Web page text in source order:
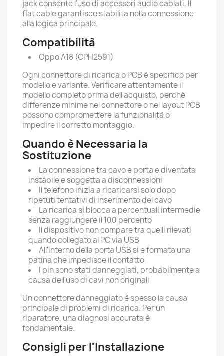
jack consente l'uso di accessori audio cablati. Il
flat cable garantisce stabilita nella connessione
alla logica principale.
Compatibilità
Oppo A18 (CPH2591)
Ogni connettore di ricarica o PCB è specifico per
modello e variante. Verificare attentamente il
modello completo prima dell'acquisto, perché
differenze minime nel connettore o nel layout PCB
possono compromettere la funzionalità o
impedire il corretto montaggio.
Quando è Necessaria la
Sostituzione
La connessione tra cavo e porta e diventata
instabile e soggetta a disconnessioni
Il telefono inizia a ricaricarsi solo dopo
ripetuti tentativi di inserimento del cavo
La ricarica si blocca a percentuali intermedie
senza raggiungere il 100 percento
Il dispositivo non compare tra quelli rilevati
quando collegato al PC via USB
All'interno della porta USB si e formata una
patina che impedisce il contatto
I pin sono stati danneggiati, probabilmente a
causa dell'uso di cavi non originali
Un connettore danneggiato è spesso la causa
principale di problemi di ricarica. Per un
riparatore, una diagnosi accurata è
fondamentale.
Consigli per l'Installazione